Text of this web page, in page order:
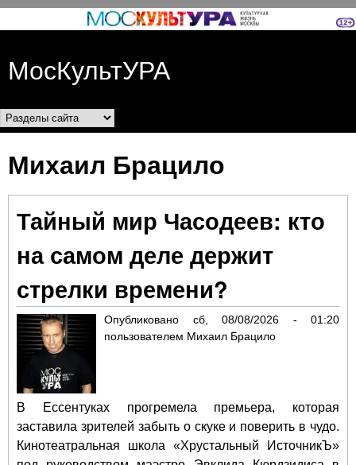
Перейти к основному
МосКультУРА
Разделы сайта
Михаил Брацило
Тайный мир Часодеев: кто
на самом деле держит
стрелки времени?
Опубликовано сб, 08/08/2026 - 01:20
пользователем Михаил Брацило
В Ессентуках прогремела премьера, которая
заставила зрителей забыть о скуке и поверить в чудо.
Кинотеатральная школа «Хрустальный ИсточникЪ»